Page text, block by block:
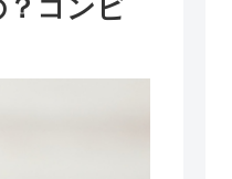
コンビ